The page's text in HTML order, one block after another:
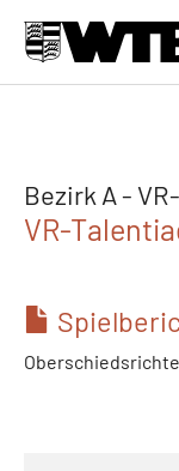
Bezirk A -
VR-